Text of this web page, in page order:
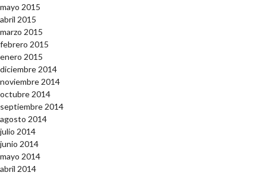
mayo 2015
abril 2015
marzo 2015
febrero 2015
enero 2015
diciembre 2014
noviembre 2014
octubre 2014
septiembre 2014
agosto 2014
julio 2014
junio 2014
mayo 2014
abril 2014